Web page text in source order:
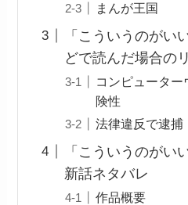
まんが王国
「こういうのがい
どで読んだ場合の
コンピュータ
険性
法律違反で逮捕
「こういうのがい
新話ネタバレ
作品概要